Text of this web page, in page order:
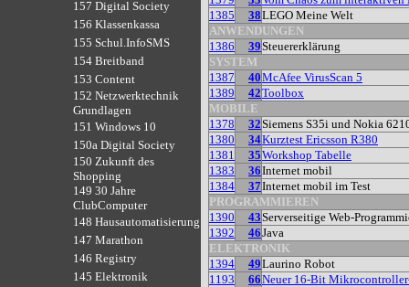
157 Digital Society
156 Klassenkassa
155 Schul.InfoSMS
154 Breitband
153 Content
152 Netzwerktechnik
Grundlagen
151 Windows 10
150a Digital Society
150 Zukunft des
Shopping
149 30 Jahre
ClubComputer
148 Hausautomatisierung
147 Marathon
146 Registry
145 Elektronik
1385
38LEGO Meine Welt
ANWENDUNGEN
1386
39Steuererklärung
SYSTEM
1387
40McAfee VirusScan 5
1389
42Toolbox
MOBILE
1378
32Siemens S35i und Nokia
1380
34Kurztest Ericsson R380
1381
35Workshop Tabelle
1383
36Internet mobil
1384
37Internet mobil im Test
PROGRAMMIEREN
1390
43Serverseitige Web-
1392
46Java
ELEKTRONIK
1394
49Laurino Robot
1193
66Neuer 16-Bit